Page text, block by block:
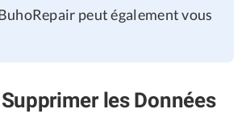
peut également vous
les Données